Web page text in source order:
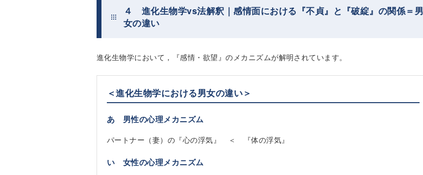
４ 進化生物学vs法解釈｜感情面における『不貞』と『破綻』の関係＝男
女の違い
進化生物学において，『感情・欲望』のメカニズムが解明されています。
＜進化生物学における男女の違い＞
あ 男性の心理メカニズム
パートナー（妻）の『心の浮気』 ＜ 『体の浮気』
い 女性の心理メカニズム